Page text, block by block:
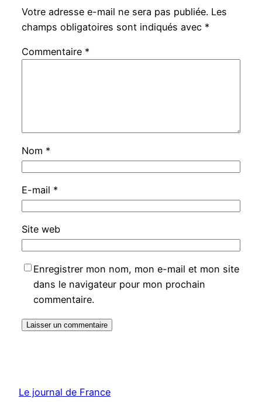
Votre adresse e-mail ne sera pas publiée. Les
champs obligatoires sont indiqués avec *
Commentaire *
Nom *
E-mail *
Site web
Enregistrer mon nom, mon e-mail et mon site
dans le navigateur pour mon prochain
commentaire.
Le journal de France